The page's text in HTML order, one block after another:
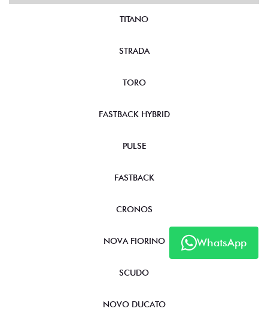
WhatsApp
TITANO
STRADA
TORO
FASTBACK HYBRID
PULSE
FASTBACK
CRONOS
NOVA FIORINO
SCUDO
NOVO DUCATO